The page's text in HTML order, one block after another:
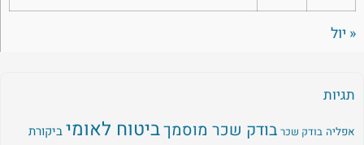
« יול
תגיות
אפליה בודק שכר בודק שכר מוסמךביטוח לאומי ביקורת